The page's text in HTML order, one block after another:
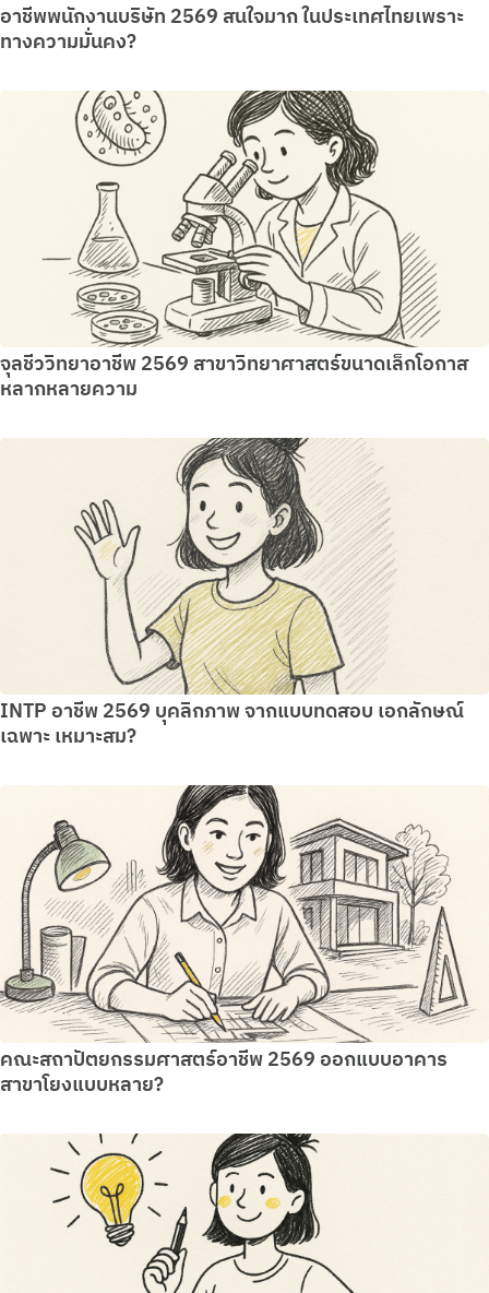
อาชีพพนักงานบริษัท 2569 สนใจมาก ในประเทศไทยเพราะ
ทางความมั่นคง?
จุลชีววิทยาอาชีพ 2569 สาขาวิทยาศาสตร์ขนาดเล็กโอกาส
หลากหลายความ
INTP อาชีพ 2569 บุคลิกภาพ จากแบบทดสอบ เอกลักษณ์
เฉพาะ เหมาะสม?
คณะสถาปัตยกรรมศาสตร์อาชีพ 2569 ออกแบบอาคาร
สาขาโยงแบบหลาย?